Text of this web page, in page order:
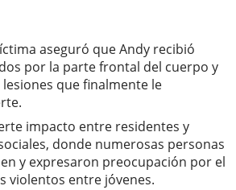
aseguró que Andy recibió
por la parte frontal del cuerpo y
que finalmente le
impacto entre residentes y
donde numerosas personas
y expresaron preocupación por el
violentos entre jóvenes.